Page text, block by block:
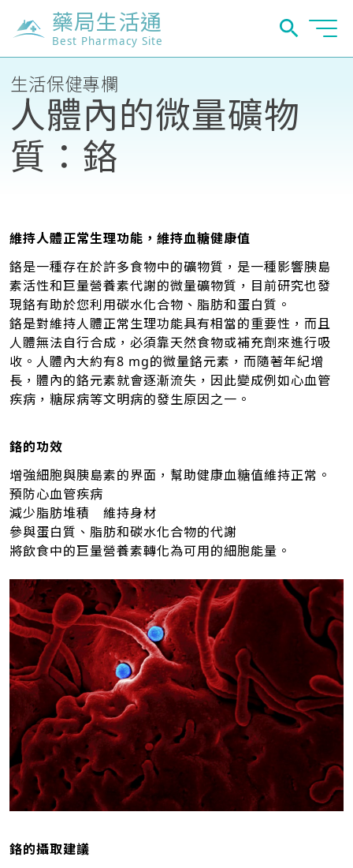
藥局生活通
Best Pharmacy Site
生活保健專欄
人體內的微量礦物
質：鉻
維持人體正常生理功能，維持血糖健康值
鉻是一種存在於許多食物中的礦物質，是一種影響胰島
素活性和巨量營養素代謝的微量礦物質，目前研究也發
現鉻有助於您利用碳水化合物、脂肪和蛋白質。
鉻是對維持人體正常生理功能具有相當的重要性，而且
人體無法自行合成，必須靠天然食物或補充劑來進行吸
收。人體內大約有8 mg的微量鉻元素，而隨著年紀增
長，體內的鉻元素就會逐漸流失，因此變成例如心血管
疾病，糖尿病等文明病的發生原因之一。
鉻的功效
增強細胞與胰島素的界面，幫助健康血糖值維持正常。
預防心血管疾病
減少脂肪堆積 維持身材
參與蛋白質、脂肪和碳水化合物的代謝
將飲食中的巨量營養素轉化為可用的細胞能量。
鉻的攝取建議